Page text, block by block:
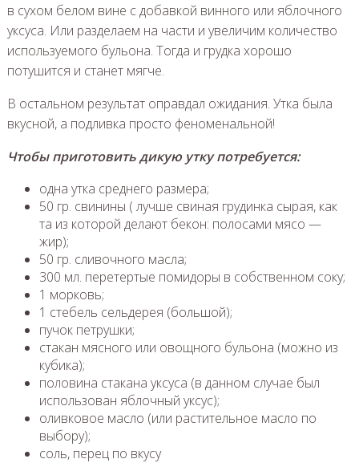
в сухом белом вине с добавкой винного или яблочного
уксуса. Или разделаем на части и увеличим количество
используемого бульона. Тогда и грудка хорошо
потушится и станет мягче.
В остальном результат оправдал ожидания. Утка была
вкусной, а подливка просто феноменальной!
Чтобы приготовить дикую утку потребуется:
одна утка среднего размера;
50 гр. свинины ( лучше свиная грудинка сырая, как
та из которой делают бекон: полосами мясо —
жир);
50 гр. сливочного масла;
300 мл. перетертые помидоры в собственном соку;
1 морковь;
1 стебель сельдерея (большой);
пучок петрушки;
стакан мясного или овощного бульона (можно из
кубика);
половина стакана уксуса (в данном случае был
использован яблочный уксус);
оливковое масло (или растительное масло по
выбору);
соль, перец по вкусу